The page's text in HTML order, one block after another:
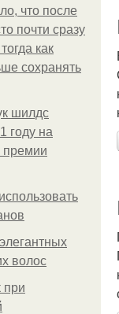
что после
почти сразу
как
сохранять
шилдс
году на
премии
волос
при